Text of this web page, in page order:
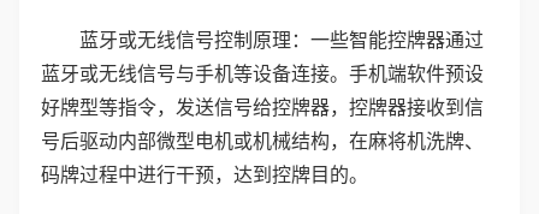
蓝牙或无线信号控制原理：一些智能控牌器通过
蓝牙或无线信号与手机等设备连接。手机端软件预设
好牌型等指令，发送信号给控牌器，控牌器接收到信
号后驱动内部微型电机或机械结构，在麻将机洗牌、
码牌过程中进行干预，达到控牌目的。